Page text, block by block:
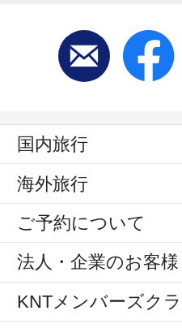
国内旅行
海外旅行
ご予約について
法人・企業のお客様
KNTメンバーズク